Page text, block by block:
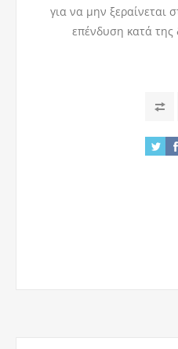
για να μην ξεραίνεται
επένδυση κατά της